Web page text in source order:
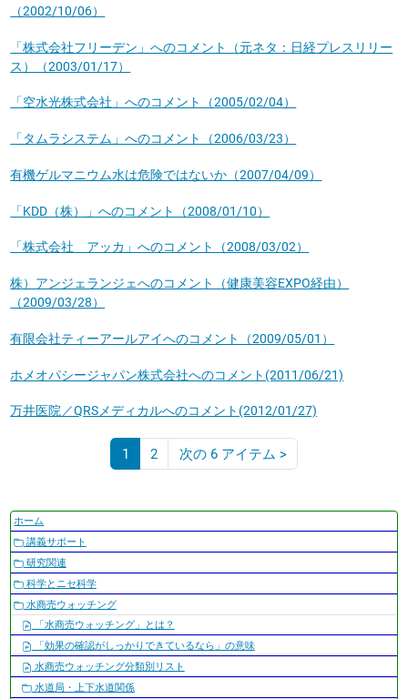
（2002/10/06）
「株式会社フリーデン」へのコメント（元ネタ：日経プレスリリー
ス）（2003/01/17）
「空水光株式会社」へのコメント（2005/02/04）
「タムラシステム」へのコメント（2006/03/23）
有機ゲルマニウム水は危険ではないか（2007/04/09）
「KDD（株）」へのコメント（2008/01/10）
「株式会社 アッカ」へのコメント（2008/03/02）
株）アンジェランジェへのコメント（健康美容EXPO経由）
（2009/03/28）
有限会社ティーアールアイへのコメント（2009/05/01）
ホメオパシージャパン株式会社へのコメント(2011/06/21)
万井医院／QRSメディカルへのコメント(2012/01/27)
1 2 次の 6 アイテム >
ナ
ビ
ゲ
ー
シ
ョ
ン
ホーム
講義サポート
研究関連
科学とニセ科学
水商売ウォッチング
「水商売ウォッチング」とは？
「効果の確認がしっかりできているなら」の意味
水商売ウォッチング分類別リスト
水道局・上下水道関係